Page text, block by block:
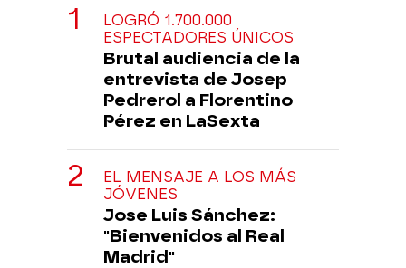
LOGRÓ 1.700.000
ESPECTADORES ÚNICOS
Brutal audiencia de la
entrevista de Josep
Pedrerol a Florentino
Pérez en LaSexta
EL MENSAJE A LOS MÁS
JÓVENES
Jose Luis Sánchez:
"Bienvenidos al Real
Madrid"